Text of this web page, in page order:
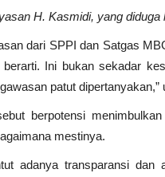
H. Kasmidi, yang
dari SPPI dan Satgas
Ini bukan sekadar
patut dipertanyakan,”
berpotensi
mestinya.
adanya transparansi